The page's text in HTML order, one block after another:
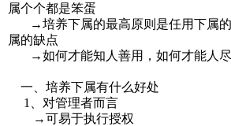
属个个都是笨蛋
→培养下属的最高原则是任用下属的
属的缺点
→如何才能知人善用，如何才能人尽
一、培养下属有什么好处
1、对管理者而言
→可易于执行授权